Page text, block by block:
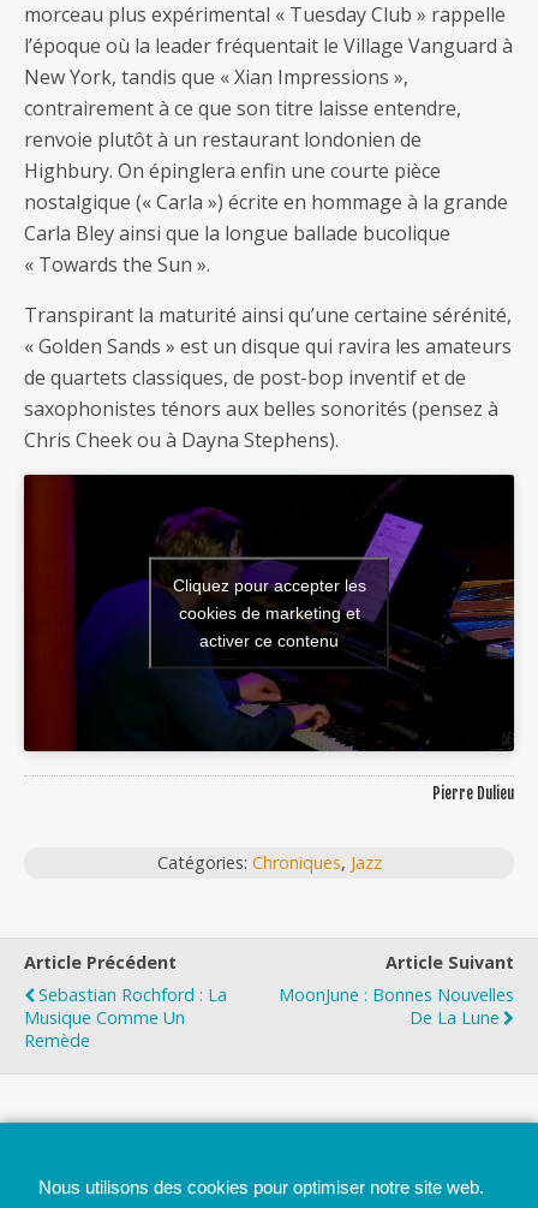
morceau plus expérimental « Tuesday Club » rappelle
l’époque où la leader fréquentait le Village Vanguard à
New York, tandis que « Xian Impressions »,
contrairement à ce que son titre laisse entendre,
renvoie plutôt à un restaurant londonien de
Highbury. On épinglera enfin une courte pièce
nostalgique (« Carla ») écrite en hommage à la grande
Carla Bley ainsi que la longue ballade bucolique
« Towards the Sun ».
Transpirant la maturité ainsi qu’une certaine sérénité,
« Golden Sands » est un disque qui ravira les amateurs
de quartets classiques, de post-bop inventif et de
saxophonistes ténors aux belles sonorités (pensez à
Chris Cheek ou à Dayna Stephens).
Cliquez pour accepter les
cookies de marketing et
activer ce contenu
Pierre Dulieu
Catégories: Chroniques, Jazz
Article Précédent
Sebastian Rochford : La
Musique Comme Un
Remède
Article Suivant
MoonJune : Bonnes Nouvelles
De La Lune
Nous utilisons des cookies pour optimiser notre site web.